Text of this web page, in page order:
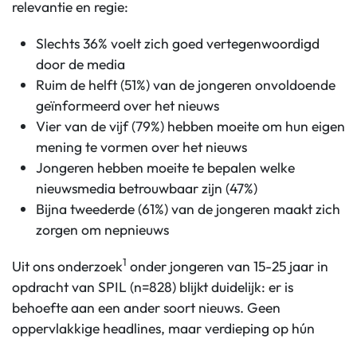
relevantie en regie:
Slechts 36% voelt zich goed vertegenwoordigd
door de media
Ruim de helft (51%) van de jongeren onvoldoende
geïnformeerd over het nieuws
Vier van de vijf (79%) hebben moeite om hun eigen
mening te vormen over het nieuws
Jongeren hebben moeite te bepalen welke
nieuwsmedia betrouwbaar zijn (47%)
Bijna tweederde (61%) van de jongeren maakt zich
zorgen om nepnieuws
Uit ons onderzoek1 onder jongeren van 15-25 jaar in
opdracht van SPIL (n=828) blijkt duidelijk: er is
behoefte aan een ander soort nieuws. Geen
oppervlakkige headlines, maar verdieping op hún